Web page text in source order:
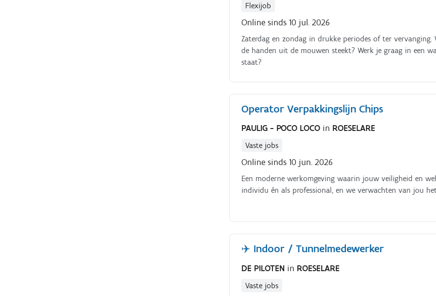
Flexijob
Online sinds 10 jul. 2026
Zaterdag en zondag in drukke periodes of ter
de handen uit de mouwen steekt? Werk je graag in een
staat?
Operator Verpakkingslijn Chips
PAULIG - POCO LOCO in ROESELARE
Vaste jobs
Online sinds 10 jun. 2026
Een moderne werkomgeving waarin jouw veiligheid en
individu én als professional, en we verwachten van jou
✈️ Indoor / Tunnelmedewerker
DE PILOTEN in ROESELARE
Vaste jobs